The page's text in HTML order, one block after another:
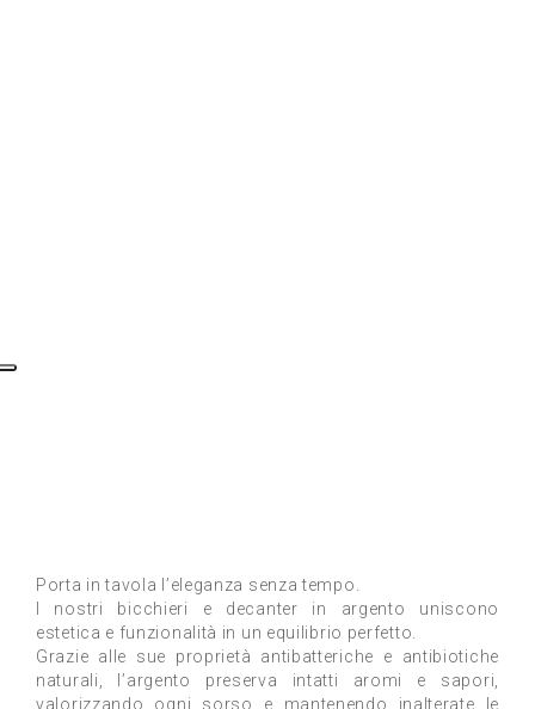
Porta in tavola l’eleganza senza tempo.
I nostri bicchieri e decanter in argento uniscono
estetica e funzionalità in un equilibrio perfetto.
Grazie alle sue proprietà antibatteriche e antibiotiche
naturali, l’argento preserva intatti aromi e sapori,
valorizzando ogni sorso e mantenendo inalterate le